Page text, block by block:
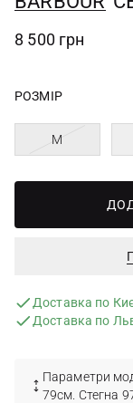
8 500 грн
РОЗМІР
M
Доставка по
Доставка по
Параметри
79см. Стегна